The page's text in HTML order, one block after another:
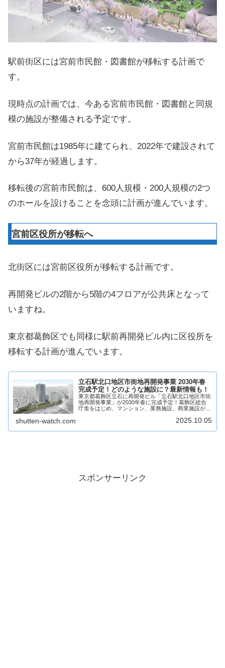
駅前街区には宮前市民館・図書館が移転する計画で
す。
現時点の計画では、今ある宮前市民館・図書館と同規
模の施設が整備される予定です。
宮前市民館は1985年に建てられ、2022年で建設されて
から37年が経過します。
移転後の宮前市民館は、600人規模・200人規模の2つ
のホールを設けることを念頭に計画が進んでいます。
宮前区役所が移転へ
北街区には宮前区役所が移転する計画です。
再開発ビルの2階から5階の4フロアが公共床となって
いますね。
東京都葛飾区でも同様に駅前再開発ビル内に区役所を
移転する計画が進んでいます。
立石駅北口地区市街地再開発事業 2030年春
完成予定！どのような施設に？最新情報も！
東京都葛飾区立石に再開発ビル「立石駅北口地区市街
地再開発事業」が2030年春に完成予定！葛飾区総合
庁舎をはじめ、マンション、業務施設、商業施設がで
駅北口地区市街地再開発事業について、テナントや...
shutten-watch.com 2025.10.05
スポンサーリンク